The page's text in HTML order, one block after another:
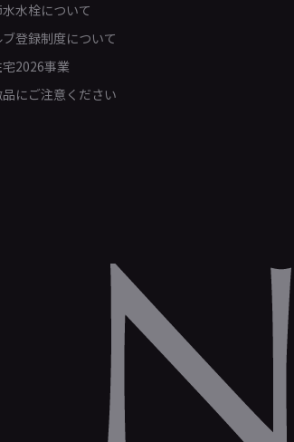
水栓について
登録制度について
2026事業
にご注意ください